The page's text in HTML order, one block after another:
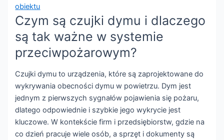
obiektu
Czym są czujki dymu i dlaczego
są tak ważne w systemie
przeciwpożarowym?
Czujki dymu to urządzenia, które są zaprojektowane do
wykrywania obecności dymu w powietrzu. Dym jest
jednym z pierwszych sygnałów pojawienia się pożaru,
dlatego odpowiednie i szybkie jego wykrycie jest
kluczowe. W kontekście firm i przedsiębiorstw, gdzie na
co dzień pracuje wiele osób, a sprzęt i dokumenty są